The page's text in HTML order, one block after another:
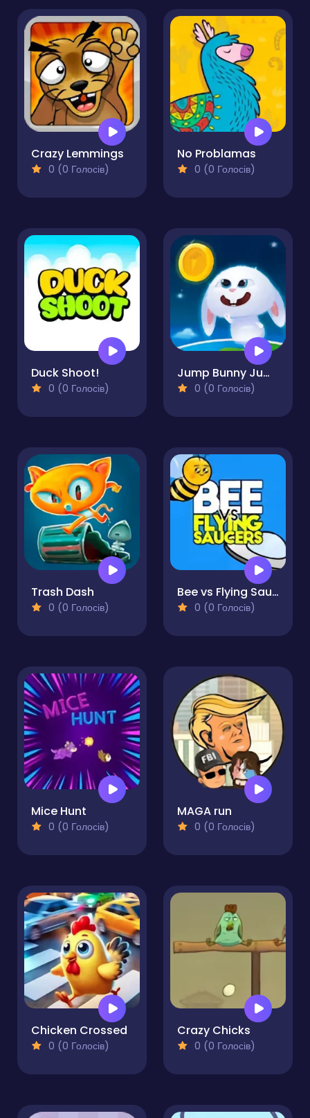
Crazy Lemmings
0 (0 Голосів)
No Problamas
0 (0 Голосів)
Duck Shoot!
0 (0 Голосів)
Jump Bunny Jump
0 (0 Голосів)
Trash Dash
0 (0 Голосів)
Bee vs Flying Saucers
0 (0 Голосів)
Mice Hunt
0 (0 Голосів)
MAGA run
0 (0 Голосів)
Chicken Crossed
0 (0 Голосів)
Crazy Chicks
0 (0 Голосів)